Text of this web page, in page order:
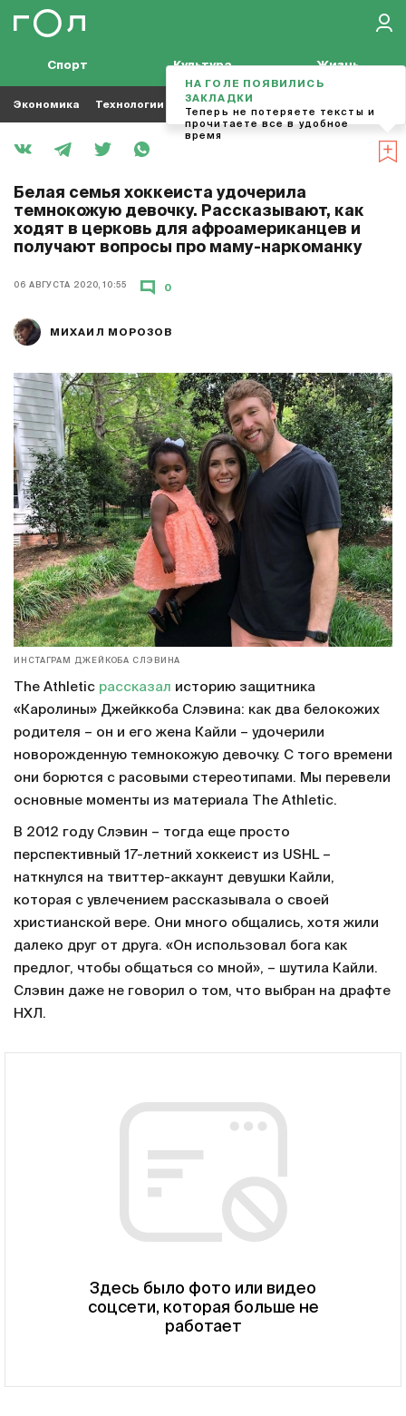
Спорт Культура Жизнь
Экономика Технологии Кино Футбол
Белая семья хоккеиста удочерила
темнокожую девочку. Рассказывают, как
ходят в церковь для афроамериканцев и
получают вопросы про маму-наркоманку
06 АВГУСТА 2020, 10:55
МИХАИЛ МОРОЗОВ
0
ИНСТАГРАМ ДЖЕЙКОБА СЛЭВИНА
The Athletic рассказал историю защитника
«Каролины» Джейккоба Слэвина: как два белокожих
родителя – он и его жена Кайли – удочерили
новорожденную темнокожую девочку. С того времени
они борются с расовыми стереотипами. Мы перевели
основные моменты из материала The Athletic.
В 2012 году Слэвин – тогда еще просто
перспективный 17-летний хоккеист из USHL –
наткнулся на твиттер-аккаунт девушки Кайли,
которая с увлечением рассказывала о своей
христианской вере. Они много общались, хотя жили
далеко друг от друга. «Он использовал бога как
предлог, чтобы общаться со мной», – шутила Кайли.
Слэвин даже не говорил о том, что выбран на драфте
НХЛ.
Здесь было фото или видео
соцсети, которая больше не
работает
НА ГОЛЕ ПОЯВИЛИСЬ
ЗАКЛАДКИ
Теперь не потеряете тексты и
прочитаете все в удобное
время